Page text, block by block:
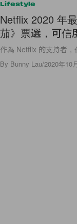
Lifestyle
Netflix 2020 年
茄》票選，可信
作為 Netflix 的支持者，
By Bunny Lau/2020年10